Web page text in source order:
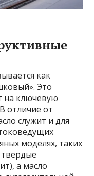
как
Это
на ключевую
отличие от
служит и для
моделях, таких
а масло